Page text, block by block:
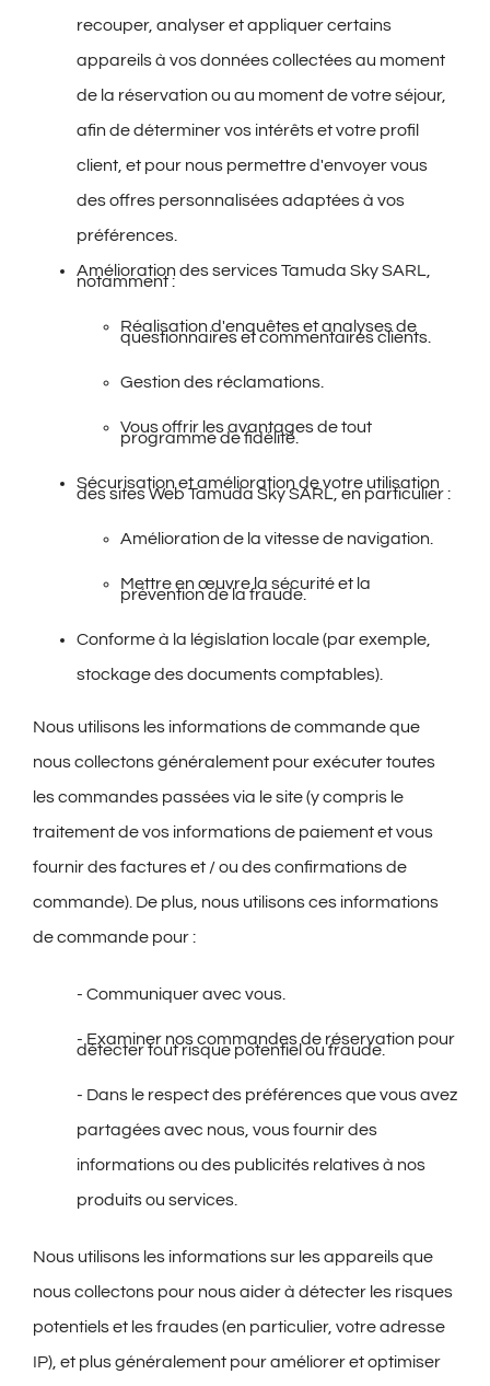
recouper, analyser et appliquer certains
appareils à vos données collectées au moment
de la réservation ou au moment de votre séjour,
afin de déterminer vos intérêts et votre profil
client, et pour nous permettre d'envoyer vous
des offres personnalisées adaptées à vos
préférences.
Amélioration des services Tamuda Sky SARL,
notamment :
Réalisation d'enquêtes et analyses de
questionnaires et commentaires clients.
Gestion des réclamations.
Vous offrir les avantages de tout
programme de fidélité.
Sécurisation et amélioration de votre utilisation
des sites Web Tamuda Sky SARL, en particulier :
Amélioration de la vitesse de navigation.
Mettre en œuvre la sécurité et la
prévention de la fraude.
Conforme à la législation locale (par exemple,
stockage des documents comptables).
Nous utilisons les informations de commande que
nous collectons généralement pour exécuter toutes
les commandes passées via le site (y compris le
traitement de vos informations de paiement et vous
fournir des factures et / ou des confirmations de
commande). De plus, nous utilisons ces informations
de commande pour:
- Communiquer avec vous.
- Examiner nos commandes de réservation pour
détecter tout risque potentiel ou fraude.
- Dans le respect des préférences que vous avez
partagées avec nous, vous fournir des
informations ou des publicités relatives à nos
produits ou services.
Nous utilisons les informations sur les appareils que
nous collectons pour nous aider à détecter les risques
potentiels et les fraudes (en particulier, votre adresse
IP), et plus généralement pour améliorer et optimiser